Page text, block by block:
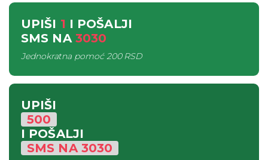
UPIŠI 1 I POŠALJI
SMS NA 3030
Jednokratna pomoć200 RSD
UPIŠI
500
I POŠALJI
SMS NA3030